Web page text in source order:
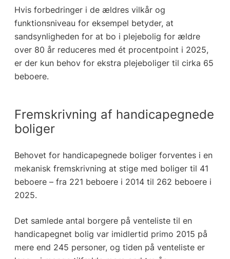
Hvis forbedringer i de ældres vilkår og
funktionsniveau for eksempel betyder, at
sandsynligheden for at bo i plejebolig for ældre
over 80 år reduceres med ét procentpoint i 2025,
er der kun behov for ekstra plejeboliger til cirka 65
beboere.
Fremskrivning af handicapegnede
boliger
Behovet for handicapegnede boliger forventes i en
mekanisk fremskrivning at stige med boliger til 41
beboere – fra 221 beboere i 2014 til 262 beboere i
2025.
Det samlede antal borgere på venteliste til en
handicapegnet bolig var imidlertid primo 2015 på
mere end 245 personer, og tiden på venteliste er